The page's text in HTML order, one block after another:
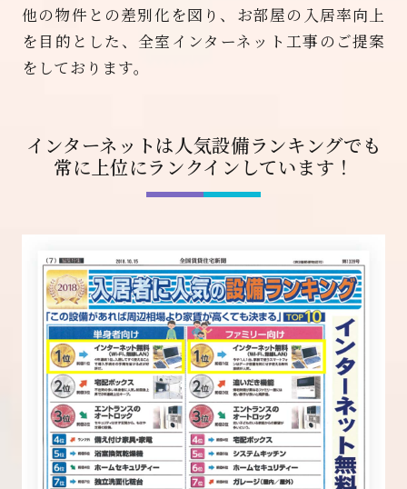
他の物件との差別化を図り、お部屋の入居率向上
を目的とした、 全室インターネット工事のご提案
をしております。
インターネットは人気設備ランキングでも
常に上位にランクインしています！